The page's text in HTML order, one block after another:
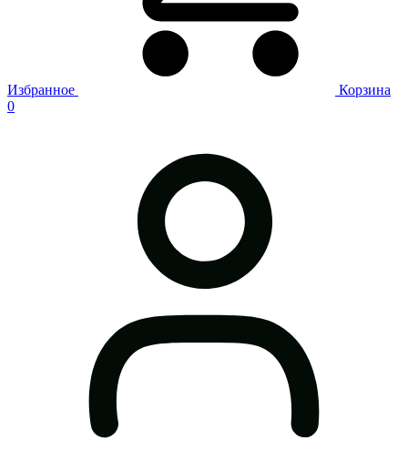
Избранное
Корзина
0